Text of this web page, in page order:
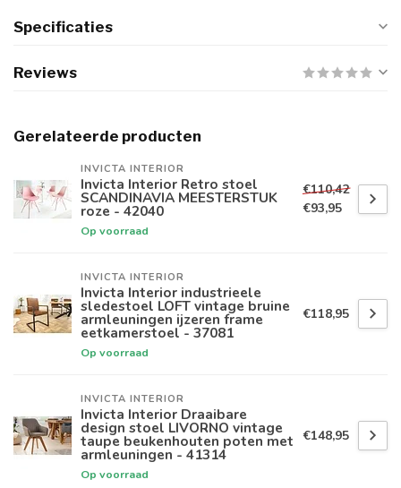
Specificaties
Reviews
Gerelateerde producten
INVICTA INTERIOR
Invicta Interior Retro stoel
SCANDINAVIA MEESTERSTUK
roze - 42040
Op voorraad
€110,42
€93,95
INVICTA INTERIOR
Invicta Interior industrieele
sledestoel LOFT vintage bruine
armleuningen ijzeren frame
eetkamerstoel - 37081
Op voorraad
€118,95
INVICTA INTERIOR
Invicta Interior Draaibare
design stoel LIVORNO vintage
taupe beukenhouten poten met
armleuningen - 41314
Op voorraad
€148,95